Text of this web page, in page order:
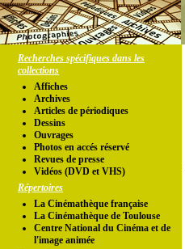
Recherches spécifiques dans les
collections
Affiches
Archives
Articles de périodiques
Dessins
Ouvrages
Photos en accés réservé
Revues de presse
Vidéos (DVD et VHS)
Répertoires
La Cinémathèque française
La Cinémathèque de Toulouse
Centre National du Cinéma et de
l'image animée